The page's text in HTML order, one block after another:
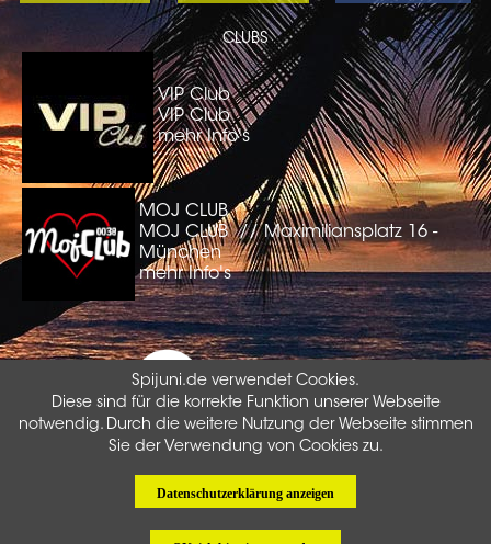
CLUBS
VIP Club
VIP Club
mehr Info's
MOJ CLUB
MOJ CLUB // Maximiliansplatz 16 -
München
mehr Info's
© 2002 - 2026 BY SPIJUNI.DE
KONTAKT•AGB•DATENSCHUTZ•IMPRESSUM
Spijuni.de verwendet Cookies.
Diese sind für die korrekte Funktion unserer Webseite
notwendig. Durch die weitere Nutzung der Webseite stimmen
Sie der Verwendung von Cookies zu.
Datenschutzerklärung anzeigen